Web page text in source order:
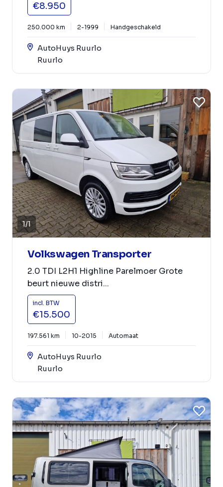
€8.950
250.000 km 2-1999 Handgeschakeld
AutoHuys Ruurlo
Ruurlo
1/1
Volkswagen Transporter
2.0 TDI L2H1 Highline Parelmoer Grote
beurt nieuwe distri...
incl. BTW
€15.500
197.561 km 10-2015 Automaat
AutoHuys Ruurlo
Ruurlo